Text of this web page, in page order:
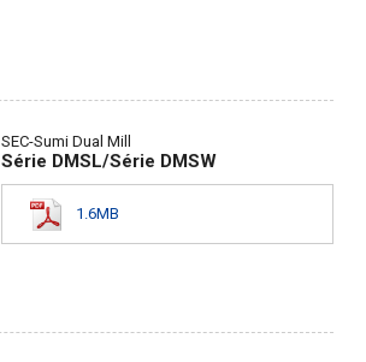
SEC-Sumi Dual Mill
Série DMSL/Série DMSW
1.6MB